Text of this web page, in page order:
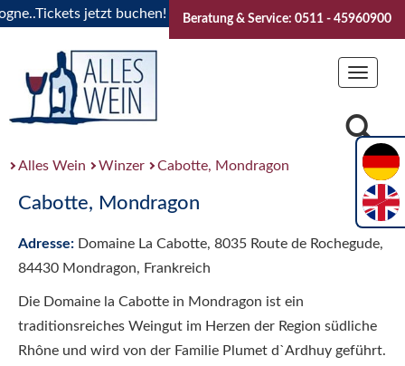
jetzt buchen! "Das Sommerfest 2026" Vive la
Beratung & Service: 0511 - 45960900
Toggle
Alles Wein Winzer Cabotte, Mondragon
Cabotte, Mondragon
Adresse: Domaine La Cabotte, 8035 Route de Rochegude,
84430 Mondragon, Frankreich
Die Domaine la Cabotte in Mondragon ist ein
traditionsreiches Weingut im Herzen der Region südliche
Rhône und wird von der Familie Plumet d`Ardhuy geführt.